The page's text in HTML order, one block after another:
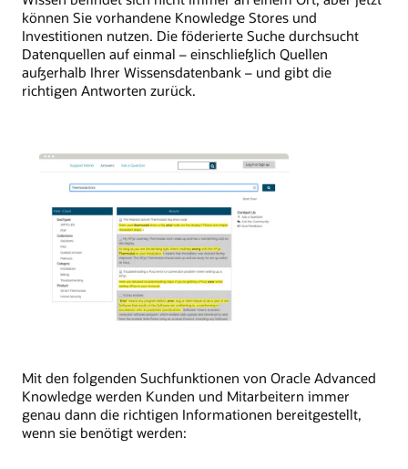
können Sie vorhandene Knowledge Stores und
Investitionen nutzen. Die föderierte Suche durchsucht
Datenquellen auf einmal – einschließlich Quellen
außerhalb Ihrer Wissensdatenbank – und gibt die
richtigen Antworten zurück.
Mit den folgenden Suchfunktionen von Oracle Advanced
Knowledge werden Kunden und Mitarbeitern immer
genau dann die richtigen Informationen bereitgestellt,
wenn sie benötigt werden: